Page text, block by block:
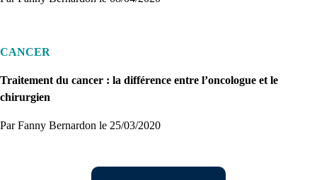
CANCER
Traitement du cancer : la différence entre l’oncologue et le
chirurgien
Par Fanny Bernardon le 25/03/2020